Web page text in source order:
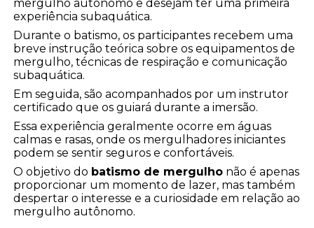
mergulho autônomo e desejam ter uma primeira
experiência subaquática.
Durante o batismo, os participantes recebem uma
breve instrução teórica sobre os equipamentos de
mergulho, técnicas de respiração e comunicação
subaquática.
Em seguida, são acompanhados por um instrutor
certificado que os guiará durante a imersão.
Essa experiência geralmente ocorre em águas
calmas e rasas, onde os mergulhadores iniciantes
podem se sentir seguros e confortáveis.
O objetivo do batismo de mergulho não é apenas
proporcionar um momento de lazer, mas também
despertar o interesse e a curiosidade em relação ao
mergulho autônomo.